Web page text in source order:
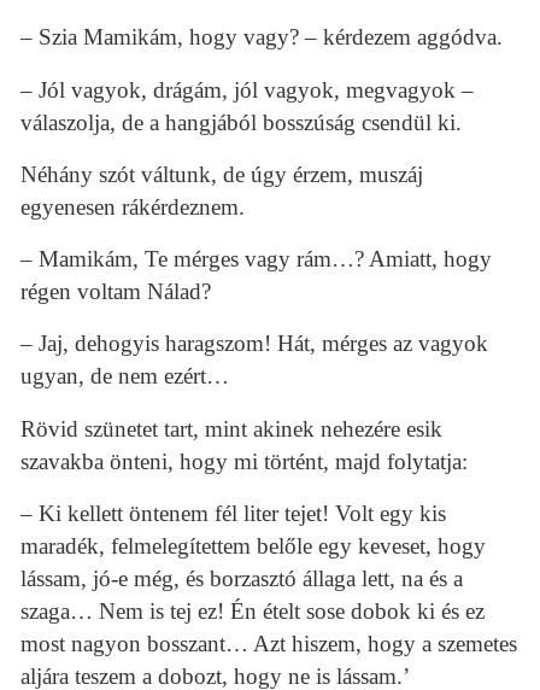
– Szia Mamikám, hogy vagy? – kérdezem aggódva.
– Jól vagyok, drágám, jól vagyok, megvagyok –
válaszolja, de a hangjából bosszúság csendül ki.
Néhány szót váltunk, de úgy érzem, muszáj
egyenesen rákérdeznem.
– Mamikám, Te mérges vagy rám…? Amiatt, hogy
régen voltam Nálad?
– Jaj, dehogyis haragszom! Hát, mérges az vagyok
ugyan, de nem ezért…
Rövid szünetet tart, mint akinek nehezére esik
szavakba önteni, hogy mi történt, majd folytatja:
– Ki kellett öntenem fél liter tejet! Volt egy kis
maradék, felmelegítettem belőle egy keveset, hogy
lássam, jó-e még, és borzasztó állaga lett, na és a
szaga… Nem is tej ez! Én ételt sose dobok ki és ez
most nagyon bosszant… Azt hiszem, hogy a szemetes
aljára teszem a dobozt, hogy ne is lássam.’